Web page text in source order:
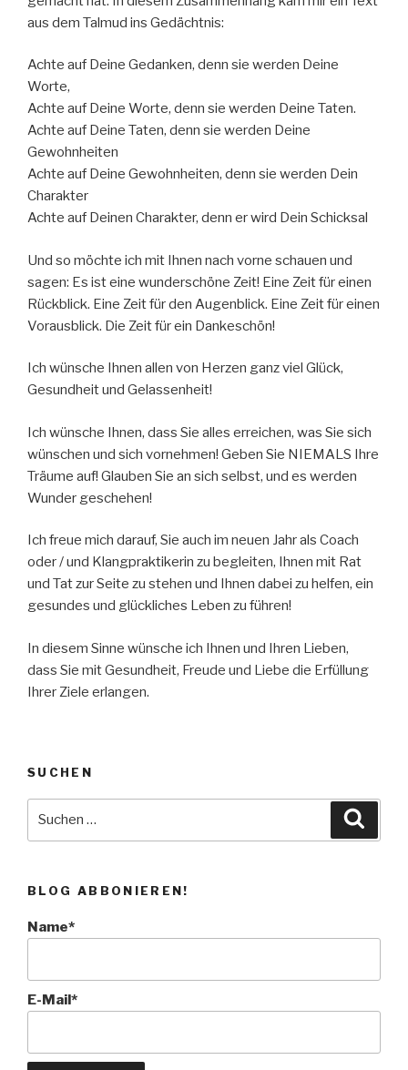
aus dem Talmud ins Gedächtnis:
Achte auf Deine Gedanken, denn sie werden Deine
Worte,
Achte auf Deine Worte, denn sie werden Deine Taten.
Achte auf Deine Taten, denn sie werden Deine
Gewohnheiten
Achte auf Deine Gewohnheiten, denn sie werden Dein
Charakter
Achte auf Deinen Charakter, denn er wird Dein Schicksal
Und so möchte ich mit Ihnen nach vorne schauen und
sagen: Es ist eine wunderschöne Zeit! Eine Zeit für einen
Rückblick. Eine Zeit für den Augenblick. Eine Zeit für einen
Vorausblick. Die Zeit für ein Dankeschön!
Ich wünsche Ihnen allen von Herzen ganz viel Glück,
Gesundheit und Gelassenheit!
Ich wünsche Ihnen, dass Sie alles erreichen, was Sie sich
wünschen und sich vornehmen! Geben Sie NIEMALS Ihre
Träume auf! Glauben Sie an sich selbst, und es werden
Wunder geschehen!
Ich freue mich darauf, Sie auch im neuen Jahr als Coach
oder / und Klangpraktikerin zu begleiten, Ihnen mit Rat
und Tat zur Seite zu stehen und Ihnen dabei zu helfen, ein
gesundes und glückliches Leben zu führen!
In diesem Sinne wünsche ich Ihnen und Ihren Lieben,
dass Sie mit Gesundheit, Freude und Liebe die Erfüllung
Ihrer Ziele erlangen.
SUCHEN
BLOG ABBONIEREN!
Name*
E-Mail*